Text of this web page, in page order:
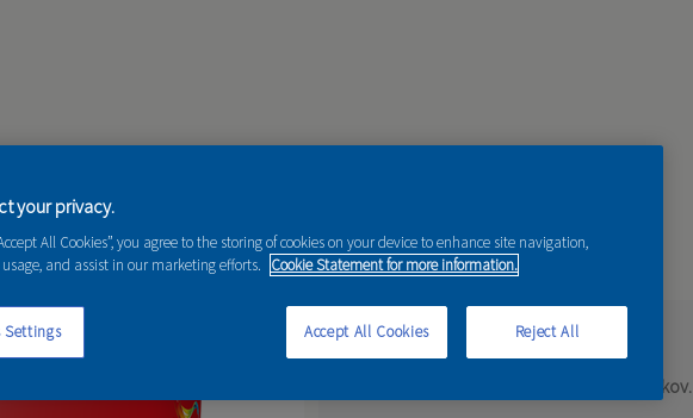
BÍLÁ, ŠEDÁ, ČERVENOHNĚDÁ
Universální základová barva na dřeno a kov.
your privacy.
All Cookies”, you agree to the storing of cookies on your device to enhance site navigation,
and assist in our marketing efforts. Cookie Statement for more information.
Settings Reject All
Accept All Cookies